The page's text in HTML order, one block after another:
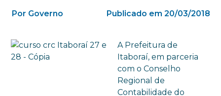
Por Governo Publicado em 20/03/2018
A Prefeitura de
Itaboraí, em parceria
com o Conselho
Regional de
Contabilidade do